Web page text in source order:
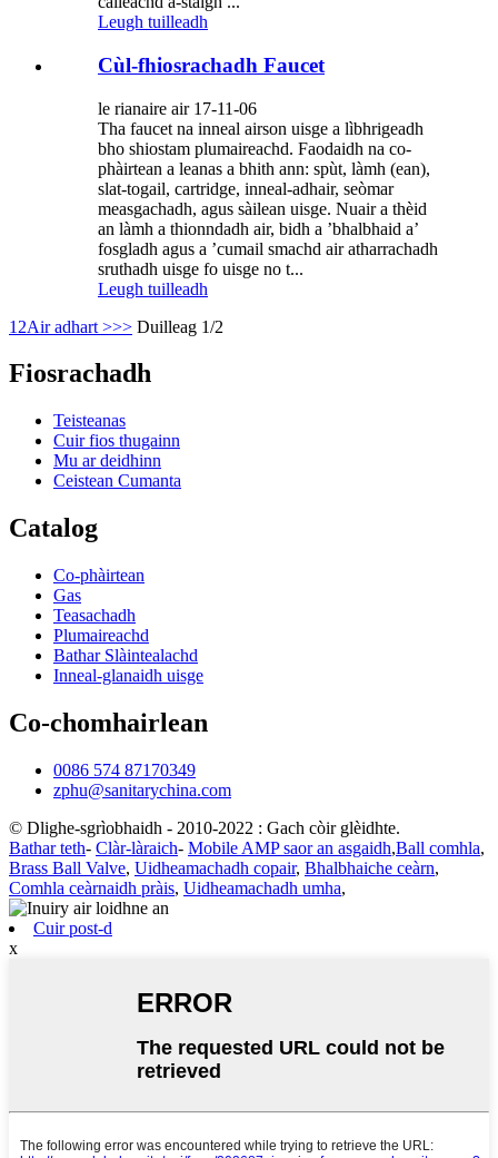
Leugh tuilleadh
Cùl-fhiosrachadh Faucet
le rianaire air 17-11-06
Tha faucet na inneal airson uisge a lìbhrigeadh
bho shiostam plumaireachd. Faodaidh na co-
phàirtean a leanas a bhith ann: spùt, làmh (ean),
slat-togail, cartridge, inneal-adhair, seòmar
measgachadh, agus sàilean uisge. Nuair a thèid
an làmh a thionndadh air, bidh a ’bhalbhaid a’
fosgladh agus a ’cumail smachd air atharrachadh
sruthadh uisge fo uisge no t...
Leugh tuilleadh
1 2Air adhart >>> Duilleag 1/2
Fiosrachadh
Teisteanas
Cuir fios thugainn
Mu ar deidhinn
Ceistean Cumanta
Catalog
Co-phàirtean
Gas
Teasachadh
Plumaireachd
Bathar Slàintealachd
Inneal-glanaidh uisge
Co-chomhairlean
0086 574 87170349
zphu@sanitarychina.com
© Dlighe-sgrìobhaidh - 2010-2022 : Gach còir glèidhte.
Bathar teth- Clàr-làraich- Mobile AMP saor an asgaidh,Ball comhla,
Brass Ball Valve, Uidheamachadh copair, Bhalbhaiche ceàrn,
Comhla ceàrnaidh pràis, Uidheamachadh umha,
Cuir post-d
x